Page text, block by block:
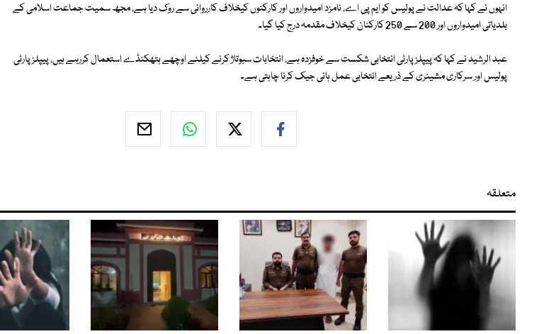
انہوں نے کہا کہ عدالت نے پولیس کو ایم پی اے، نامزد امیدواروں اور کارکنوں کیخلاف کارروائی سے روک دیا ہے، مجھ سمیت جماعت اسلامی کے
بلدیاتی امیدواروں اور 200 سے 250 کارکنان کیخلاف مقدمہ درج کیا گیا۔
عبد الرشید نے کہا کہ پیپلز پارٹی انتخابی شکست سے خوفزدہ ہے، انتخابات سبوتاژ کرنے کیلئے اوچھے ہتھکنڈے استعمال کررہے ہیں، پیپلز پارٹی
پولیس اور سرکاری مشینری کے ذریعے انتخابی عمل ہائی جیک کرنا چاہتی ہے۔
متعلقہ